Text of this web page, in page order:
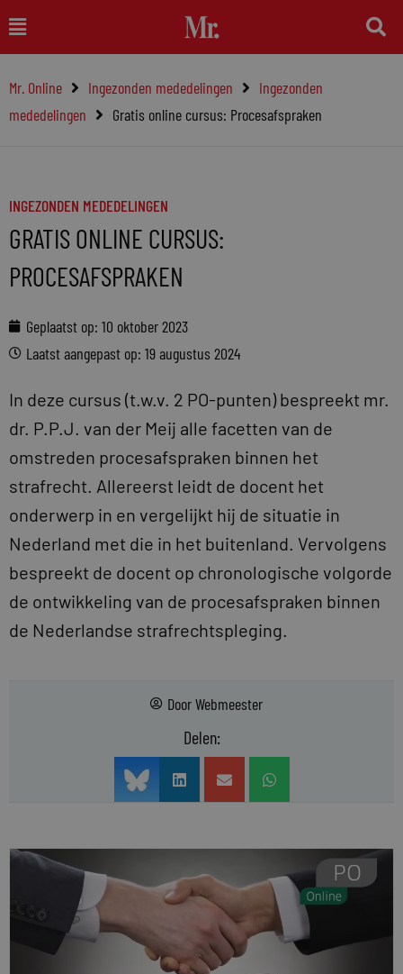
naar
inhoud
Main
Menu
Mr. Online Ingezonden mededelingen
Ingezonden
mededelingen
Gratis online cursus: Procesafspraken
INGEZONDEN MEDEDELINGEN
GRATIS ONLINE CURSUS:
PROCESAFSPRAKEN
Geplaatst op: 10 oktober 2023
Laatst aangepast op: 19 augustus 2024
In deze cursus (t.w.v. 2 PO-punten) bespreekt mr.
dr. P.P.J. van der Meij alle facetten van de
omstreden procesafspraken binnen het
strafrecht. Allereerst leidt de docent het
onderwerp in en vergelijkt hij de situatie in
Nederland met die in het buitenland. Vervolgens
bespreekt de docent op chronologische volgorde
de ontwikkeling van de procesafspraken binnen
de Nederlandse strafrechtspleging.
DoorWebmeester
Delen: